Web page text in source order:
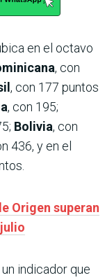
en el octavo
, con
, con 177 puntos
, con 195;
Bolivia, con
436, y en el
Origen superan
indicador que